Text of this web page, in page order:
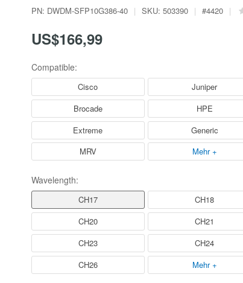
PN: DWDM-SFP10G386-40 | SKU: 503390 | #4420 |
US$166,99
Compatible:
Cisco Juniper
Brocade
HPE
Extreme
Generic
MRV
Mehr +
Wavelength:
CH17 CH18
CH20
CH21
CH23
CH24
CH26
Mehr +